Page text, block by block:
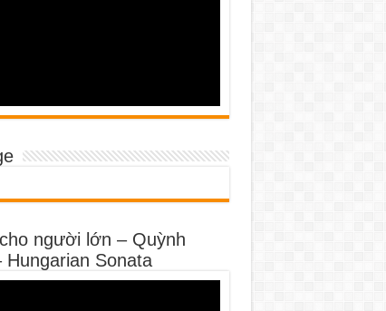
người lớn – Quỳnh
Hungarian Sonata